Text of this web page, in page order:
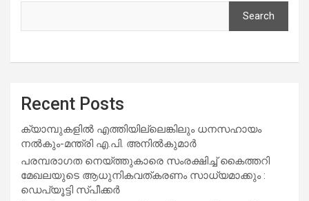
Search
Recent Posts
ക്യാമ്പുകളിൽ എത്തിയില്ലെങ്കിലും ധനസഹായം
നൽകും-മന്ത്രി എ.പി. അനിൽകുമാർ
പരമ്പരാഗത നെയ്ത്തുകാരെ സംരക്ഷിച്ച് കൈത്തറി
മേഖലയുടെ ആധുനികവത്കരണം സാധ്യമാക്കും :
ഡെപ്യൂട്ടി സ്പീക്കർ